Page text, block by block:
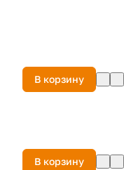
В корзину
В корзину